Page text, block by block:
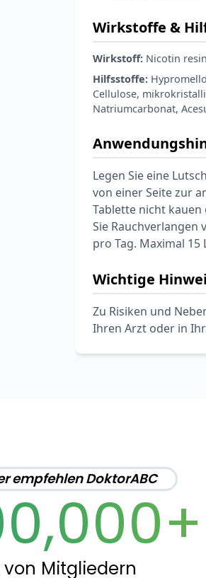
Wirkstoffe &
Wirkstoff: Nicotin
Hilfsstoffe:
Cellulose,
Natriumcarbonat,
Legen Sie eine
von einer Seite zur
Tablette nicht kauen
Sie Rauchverlangen
pro Tag. Maximal
Wichtige
Zu Risiken und
Ihren Arzt oder in
empfehlen DoktorABC
Mitgliedern